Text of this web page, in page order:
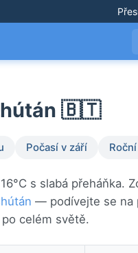
🇧🇹
Počasí v září
s slabá
— podívejte se na
celém světě.